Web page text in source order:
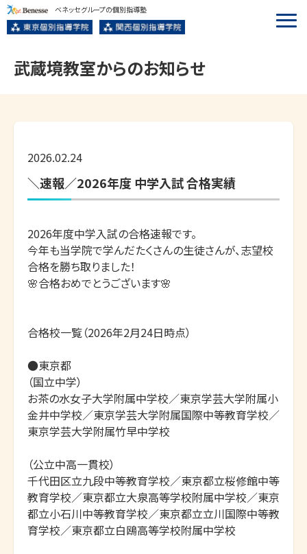
ベネッセグループの個別指導塾
武蔵境教室からのお知らせ
2026.02.24
＼速報／2026年度 中学入試 合格実績
2026年度中学入試の合格速報です。
今年も当学院で学んだたくさんの生徒さんが、志望校
合格を勝ち取りました！
🌸合格おめでとうございます🌸
合格校一覧（2026年2月24日時点）
●東京都
（国立中学）
お茶の水女子大学附属中学校／東京学芸大学附属小
金井中学校／東京学芸大学附属国際中等教育学校／
東京学芸大学附属竹早中学校
（公立中高一貫校）
千代田区立九段中等教育学校／東京都立桜修館中等
教育学校／東京都立大泉高等学校附属中学校／東京
都立小石川中等教育学校／東京都立立川国際中等教
育学校／東京都立白鴎高等学校附属中学校